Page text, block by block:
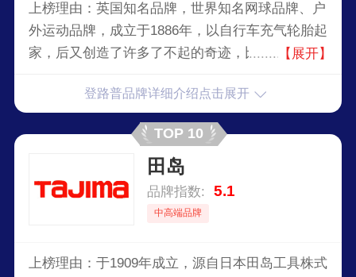
上榜理由：英国知名品牌，世界知名网球品牌、户
外运动品牌，成立于1886年，以自行车充气轮胎起
家，后又创造了许多了不起的奇迹，比如乳胶技术
的提出等等，同时，“登路普”旗下或者授权的产品
也是各个名声斐然，比如自驾游装备、网球拍、高
尔夫球杆、服装、户外运动，都在所在行业占据着
重要位置。Dunlop网球拍的网球用品、壁球用品和
高尔夫球用品系列一直雄居三甲之列，其中网球、
壁球、壁球拍和高尔夫球等产品更是独占鳌头。
【展开】
登路普品牌详细介绍点击展开
TOP 10
田岛
品牌指数: 5.1
中高端品牌
上榜理由：于1909年成立，源自日本田岛工具株式